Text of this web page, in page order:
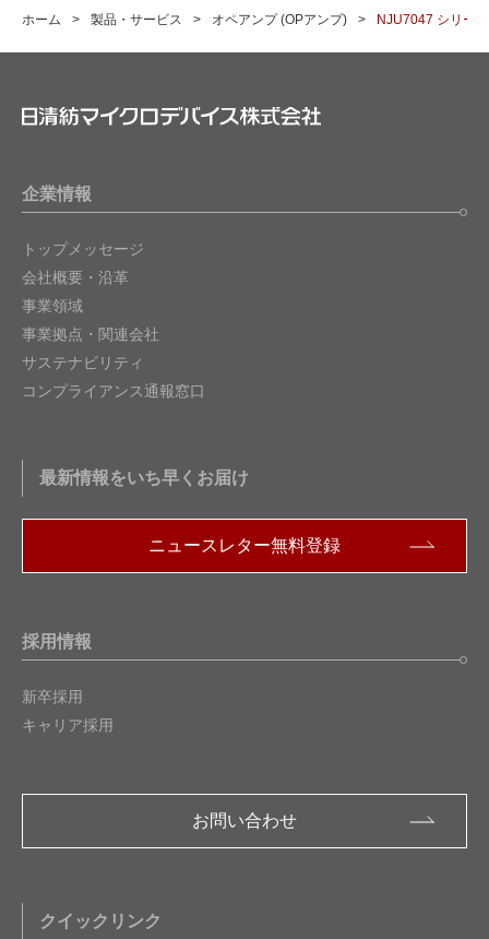
ホーム 製品・サービス オペアンプ (OPアンプ) NJU7047 シリーズ
企業情報
トップメッセージ
会社概要・沿革
事業領域
事業拠点・関連会社
サステナビリティ
コンプライアンス通報窓口
最新情報をいち早くお届け
ニュースレター無料登録
採用情報
新卒採用
キャリア採用
お問い合わせ
クイックリンク